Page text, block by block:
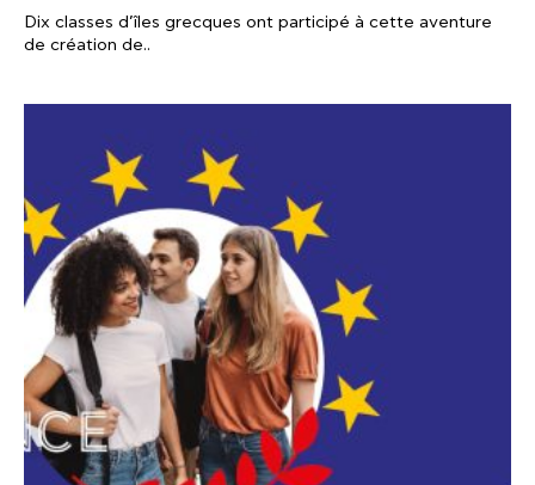
Dix classes d’îles grecques ont participé à cette aventure
de création de..